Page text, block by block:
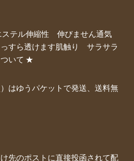
テル伸縮性 伸びません通気
ら透けます肌触り サラサラ
ついて ★
はゆうパケットで発送、送料無
先のポストに直接投函されて配